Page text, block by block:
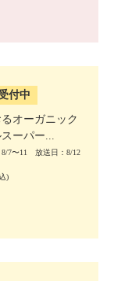
付中
オーガニック
ーパー...
8/7〜11 放送日：8/12
)